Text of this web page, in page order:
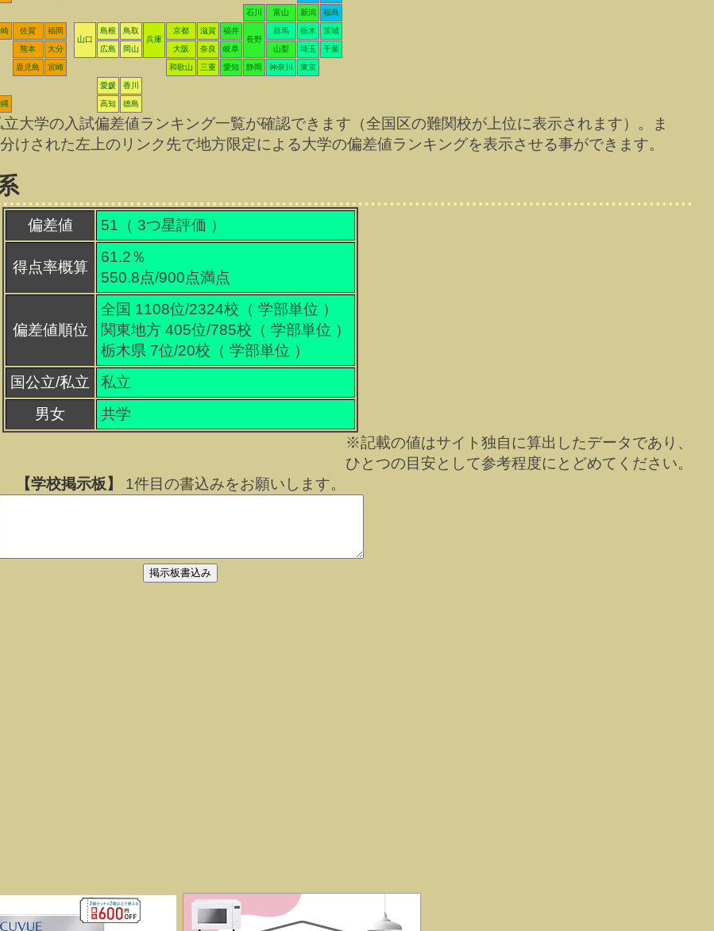
石川 富山 新潟 福島
佐賀
福岡
山口
島根
鳥取
兵庫
京都 滋賀
福井
長野
群馬 栃木 茨城
熊本 大分 広島 岡山 大阪 奈良 岐阜 山梨 埼玉 千葉
鹿児島 宮崎 和歌山 三重 愛知 静岡 神奈川 東京
愛媛 香川
高知 徳島
大学の入試偏差値ランキング一覧が確認できます（全国区の難関校が上位に表示されます）。ま
けされた左上のリンク先で地方限定による大学の偏差値ランキングを表示させる事ができます。
偏差値 51（ 3つ星評価 ）
得点率概算
61.2％
550.8点/900点満点
偏差値順位
全国 1108位/2324校（ 学部単位 ）
関東地方 405位/785校（ 学部単位 ）
栃木県 7位/20校（ 学部単位 ）
国公立/私立
私立
男女
共学
※記載の値はサイト独自に算出したデータであり、
ひとつの目安として参考程度にとどめてください。
【学校掲示板】
1件目の書込みをお願いします。